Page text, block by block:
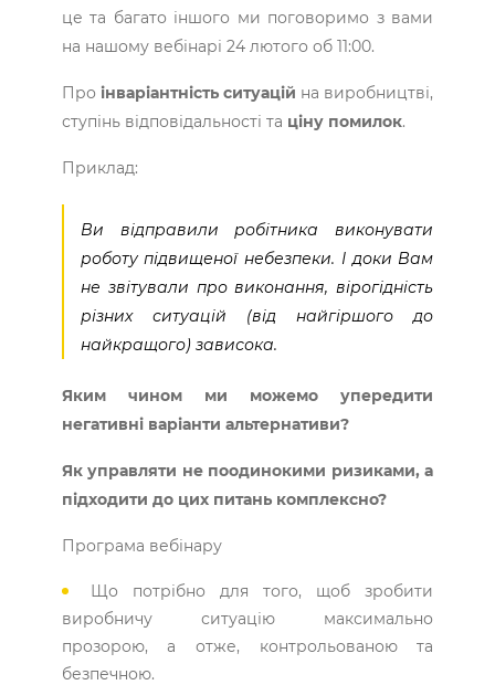
це та багато іншого ми поговоримо з вами
на нашому вебінарі 24 лютого об 11:00.
Про інваріантність ситуацій на виробництві,
ступінь відповідальності та ціну помилок.
Приклад:
Ви відправили робітника виконувати
роботу підвищеної небезпеки. І доки Вам
не звітували про виконання, вірогідність
різних ситуацій (від найгіршого до
найкращого) зависока.
Яким чином ми можемо упередити
негативні варіанти альтернативи?
Як управляти не поодинокими ризиками, а
підходити до цих питань комплексно?
Програма вебінару
Що потрібно для того, щоб зробити
виробничу ситуацію максимально
прозорою, а отже, контрольованою та
безпечною.